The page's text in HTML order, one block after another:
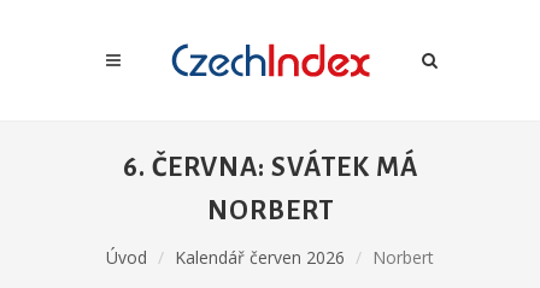
6. ČERVNA: SVÁTEK MÁ
NORBERT
Úvod Kalendář červen 2026 Norbert